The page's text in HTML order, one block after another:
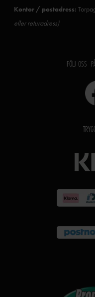
Kontor / postadress:
eller returadress)
FÖLJ OSS